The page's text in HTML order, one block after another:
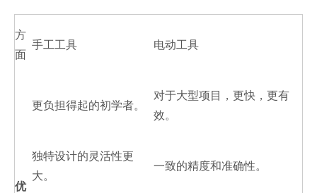
方
面
手工工具 电动工具
优
更负担得起的初学者。
对于大型项目，更快，更有
效。
独特设计的灵活性更
大。
一致的精度和准确性。